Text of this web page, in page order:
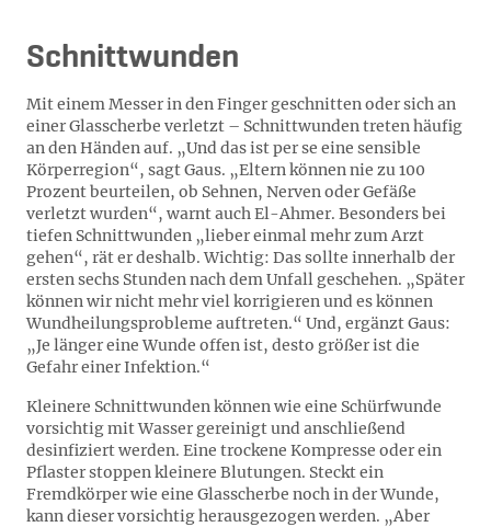
Schnittwunden
Mit einem Messer in den Finger geschnitten oder sich an
einer Glasscherbe verletzt – Schnittwunden treten häufig
an den Händen auf. „Und das ist per se eine sensible
Körperregion“, sagt Gaus. „Eltern können nie zu 100
Prozent beurteilen, ob Sehnen, Nerven oder Gefäße
verletzt wurden“, warnt auch El-Ahmer. Besonders bei
tiefen Schnittwunden „lieber einmal mehr zum Arzt
gehen“, rät er deshalb. Wichtig: Das sollte innerhalb der
ersten sechs Stunden nach dem Unfall geschehen. „Später
können wir nicht mehr viel korrigieren und es können
Wundheilungsprobleme auftreten.“ Und, ergänzt Gaus:
„Je länger eine Wunde offen ist, desto größer ist die
Gefahr einer Infektion.“
Kleinere Schnittwunden können wie eine Schürfwunde
vorsichtig mit Wasser gereinigt und anschließend
desinfiziert werden. Eine trockene Kompresse oder ein
Pflaster stoppen kleinere Blutungen. Steckt ein
Fremdkörper wie eine Glasscherbe noch in der Wunde,
kann dieser vorsichtig herausgezogen werden. „Aber